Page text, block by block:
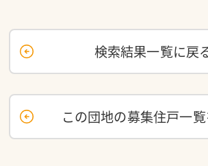
検索結果一覧に戻
この団地の募集住戸一